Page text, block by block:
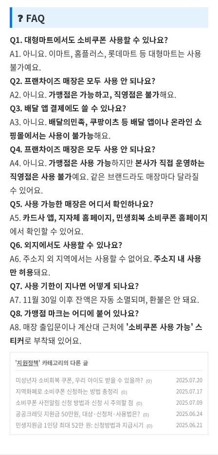
❓ FAQ
Q1. 대형마트에서도 소비쿠폰 사용할 수 있나요?
A1. 아니요. 이마트, 홈플러스, 롯데마트 등 대형마트는 사용
불가예요.
Q2. 프랜차이즈 매장은 모두 사용 안 되나요?
A2. 아니요.가맹점은 가능하고, 직영점은 불가해요.
Q3. 배달 앱 결제에도 쓸 수 있나요?
A3. 아니요. 배달의민족, 쿠팡이츠 등 배달 앱이나 온라인 쇼
핑몰에서는 사용이 불가능해요.
Q4. 프랜차이즈 매장은 모두 사용 안 되나요?
A4. 아니요.가맹점은 사용 가능하지만 본사가 직접 운영하는
직영점은 사용 불가예요. 같은 브랜드라도 매장마다 달라질
수 있어요.
Q5. 사용 가능한 매장은 어디서 확인하나요?
A5.카드사 앱, 지자체 홈페이지, 민생회복 소비쿠폰 홈페이지
에서 확인할 수 있어요.
Q6. 외지에서도 사용할 수 있나요?
A6. 주소지 외 지역에서는 사용할 수 없어요.주소지 내 사용
만 허용돼요.
Q7. 사용 기한이 지나면 어떻게 되나요?
A7. 11월 30일 이후 잔액은 자동 소멸되며, 환불은 안 돼요.
Q8. 가맹점 마크는 어디에 붙어 있나요?
A8. 매장 출입문이나 계산대 근처에 '소비쿠폰 사용 가능' 스
티커로 부착돼 있어요.
'지원정책' 카테고리의 다른 글
미성년자 소비회복 쿠폰, 우리 아이도 받을 수 있을까? (0) 2025.07.20
지역화폐로 소비쿠폰 신청하는 방법 총정리 (0) 2025.07.17
소비쿠폰 사전알림 신청 방법과 신청 시 주의할 점 (0) 2025.07.09
공공크레딧 지원금 50만원, 대상·신청처·사용법은? (0) 2025.06.24
민생지원금 1인당 최대 52만 원: 신청방법과 지급시기 (0) 2025.06.21